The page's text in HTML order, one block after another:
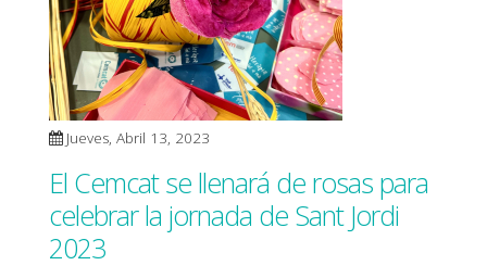
Jueves, Abril 13, 2023
El Cemcat se llenará de rosas para
celebrar la jornada de Sant Jordi
2023